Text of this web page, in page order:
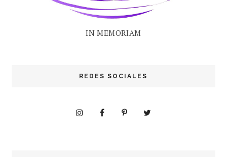
IN MEMORIAM
REDES SOCIALES